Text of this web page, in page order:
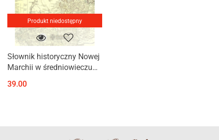
Produkt niedostępny
Słownik historyczny Nowej
Marchii w średniowieczu
39.00